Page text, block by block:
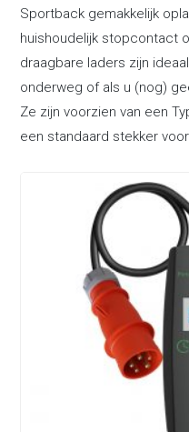
Sportback gemakkelijk
huishoudelijk stopcontact
draagbare laders zijn
onderweg of als u (nog)
Ze zijn voorzien van een
een standaard stekker